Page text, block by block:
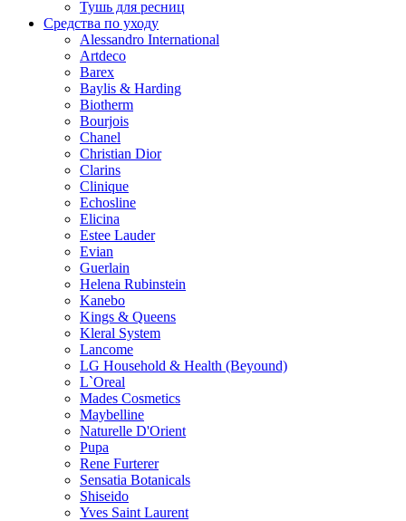
Тушь для ресниц
Средства по уходу
Alessandro International
Artdeco
Barex
Baylis & Harding
Biotherm
Bourjois
Chanel
Christian Dior
Clarins
Clinique
Echosline
Elicina
Estee Lauder
Evian
Guerlain
Helena Rubinstein
Kanebo
Kings & Queens
Kleral System
Lancome
LG Household & Health (Beyound)
L`Oreal
Mades Cosmetics
Maybelline
Naturelle D'Orient
Pupa
Rene Furterer
Sensatia Botanicals
Shiseido
Yves Saint Laurent